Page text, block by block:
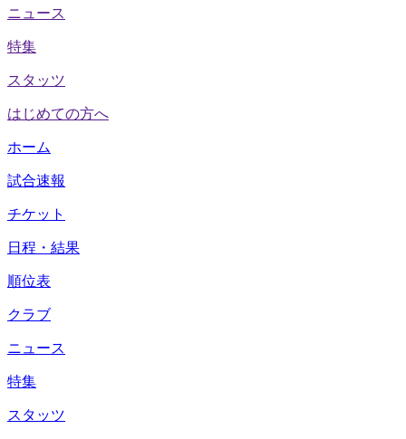
ニュース
特集
スタッツ
はじめての方へ
ホーム
試合速報
チケット
日程・結果
順位表
クラブ
ニュース
特集
スタッツ